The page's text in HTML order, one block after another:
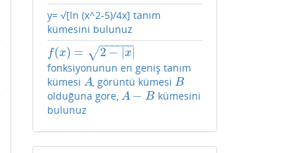
y= √[ln (x^2-5)/4x] tanım
kümesini bulunuz
f(x) = 2 − |x
− −
−−−−
√
f(x)=2 −| |
fonksiyonunun en geniş tanım
kümesi A
A , görüntü kümesiB
B
olduğuna gore, A − B
A− B
kümesini
bulunuz